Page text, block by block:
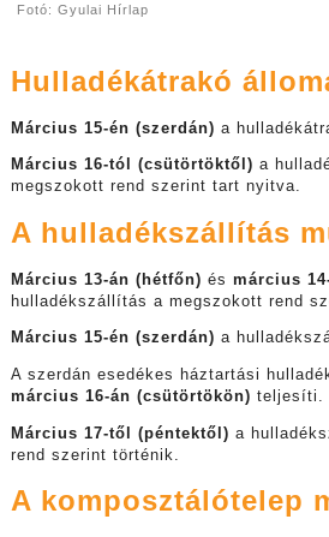
Fotó: Gyulai Hírlap
Hulladékátrakó
Március 15-én (szerdán) a
Március 16-tól (csütörtöktől) a
megszokott rend szerint tart nyitva.
A hulladékszállítás
Március 13-án (hétfőn) és március
hulladékszállítás a megszokott rend
Március 15-én (szerdán) a
A szerdán esedékes háztartási
március 16-án (csütörtökön) teljesíti.
Március 17-től (péntektől) a
rend szerint történik.
A komposztálótelep